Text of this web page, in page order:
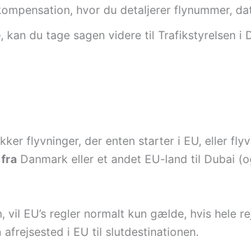
hvor du detaljerer flynummer,
kan du tage sagen videre til Trafikstyrelsen i
flyvninger, der enten starter i EU, eller
fra Danmark eller et andet EU-land til Dubai
EU’s regler normalt kun gælde, hvis hele
i EU til slutdestinationen.